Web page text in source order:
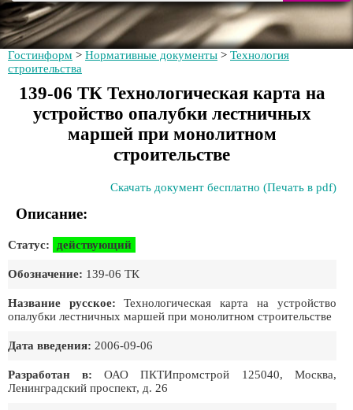
Гостинформ > Нормативные документы > Технология
строительства
139-06 ТК Технологическая карта на
устройство опалубки лестничных
маршей при монолитном
строительстве
Скачать документ бесплатно (Печать в pdf)
Описание:
Статус: действующий
Обозначение: 139-06 ТК
Название русское: Технологическая карта на устройство
опалубки лестничных маршей при монолитном строительстве
Дата введения: 2006-09-06
Разработан в: ОАО ПКТИпромстрой 125040, Москва,
Ленинградский проспект, д. 26